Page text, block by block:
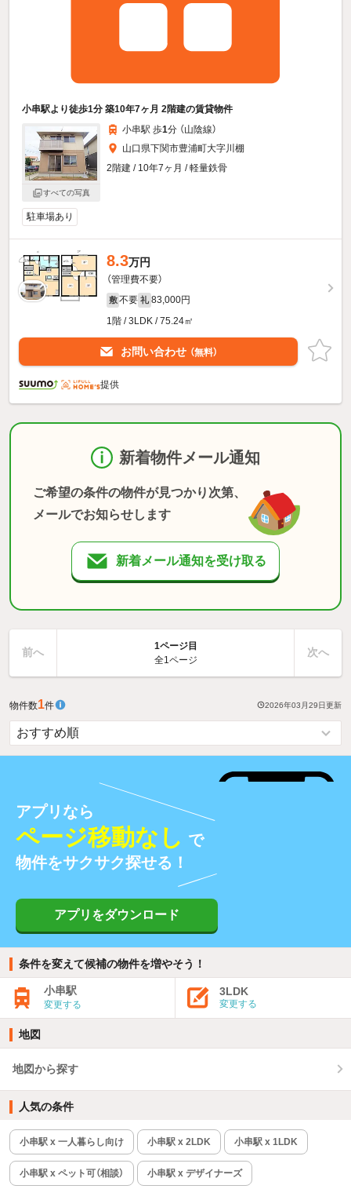
小串駅より徒歩1分 築10年7ヶ月 2階建の賃貸物件
すべての写真
小串駅 歩1分 （山陰線）
山口県下関市豊浦町大字川棚
2階建 / 10年7ヶ月 / 軽量鉄骨
駐車場あり
8.3万円
（管理費不要）
敷 不要 礼 83,000円
1階 / 3LDK / 75.24㎡
お問い合わせ （無料）
提供
新着物件メール通知
ご希望の条件の物件が見つかり次第、
メールでお知らせします
新着メール通知を受け取る
前へ
1ページ目
全1ページ
次へ
物件数1件 2026年03月29日更新
アプリなら
ページ移動なし で
物件をサクサク探せる！
アプリをダウンロード
条件を変えて候補の物件を増やそう！
小串駅
変更する
3LDK
変更する
地図
地図から探す
人気の条件
小串駅 x 一人暮らし向け 小串駅 x 2LDK 小串駅 x 1LDK
小串駅 x ペット可（相談） 小串駅 x デザイナーズ